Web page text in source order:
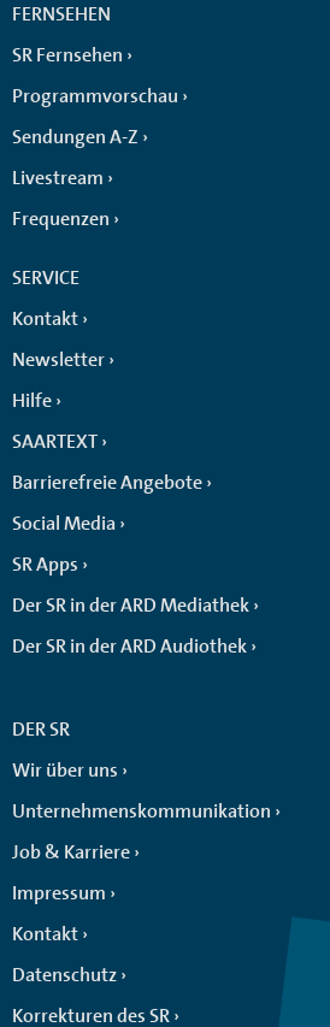
FERNSEHEN
SR Fernsehen
Programmvorschau
Sendungen A-Z
Livestream
Frequenzen
SERVICE
Kontakt
Newsletter
Hilfe
SAARTEXT
Barrierefreie Angebote
Social Media
SR Apps
Der SR in der ARD Mediathek
Der SR in der ARD Audiothek
DER SR
Wir über uns
Unternehmenskommunikation
Job & Karriere
Impressum
Kontakt
Datenschutz
Korrekturen des SR